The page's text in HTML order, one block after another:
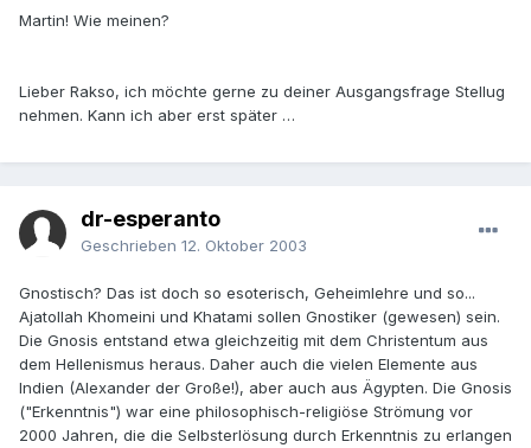
Martin! Wie meinen?
Lieber Rakso, ich möchte gerne zu deiner Ausgangsfrage Stellug
nehmen. Kann ich aber erst später …
dr-esperanto
Geschrieben 12. Oktober 2003
Gnostisch? Das ist doch so esoterisch, Geheimlehre und so...
Ajatollah Khomeini und Khatami sollen Gnostiker (gewesen) sein.
Die Gnosis entstand etwa gleichzeitig mit dem Christentum aus
dem Hellenismus heraus. Daher auch die vielen Elemente aus
Indien (Alexander der Große!), aber auch aus Ägypten. Die Gnosis
("Erkenntnis") war eine philosophisch-religiöse Strömung vor
2000 Jahren, die die Selbsterlösung durch Erkenntnis zu erlangen